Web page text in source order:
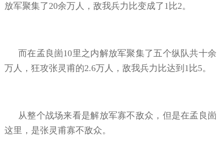
放军聚集了20余万人，敌我兵力比变成了1比2。
而在孟良崮10里之内解放军聚集了五个纵队共十余
万人，狂攻张灵甫的2.6万人，敌我兵力比达到1比5。
从整个战场来看是解放军寡不敌众，但是在孟良崮
这里，是张灵甫寡不敌众。